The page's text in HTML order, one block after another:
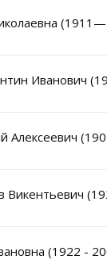
Иванович
Алексеевич
Викентьевич
(1922 -